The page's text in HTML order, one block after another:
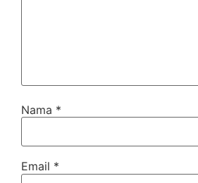
Nama *
Email *